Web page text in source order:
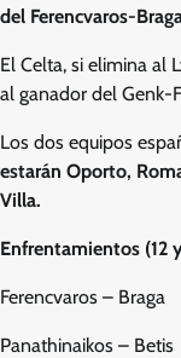
del Ferencvaros-
El Celta, si elimina al
al ganador del Genk-
Los dos equipos
estarán Oporto,
Villa.
Enfrentamientos (12
Ferencvaros – Braga
Panathinaikos – Betis